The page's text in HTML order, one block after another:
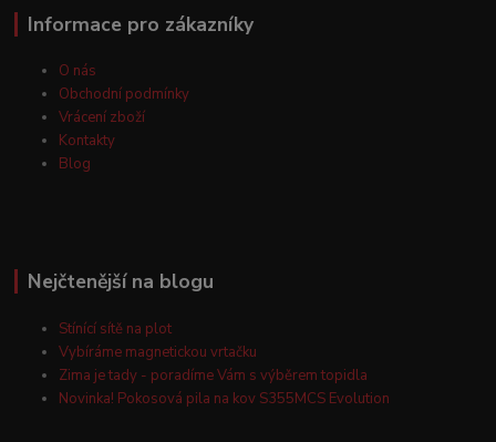
Informace pro zákazníky
O nás
Obchodní podmínky
Vrácení zboží
Kontakty
Blog
Nejčtenější na blogu
Stínící sítě na plot
Vybíráme magnetickou vrtačku
Zima je tady - poradíme Vám s výběrem topidla
Novinka! Pokosová pila na kov S355MCS Evolution